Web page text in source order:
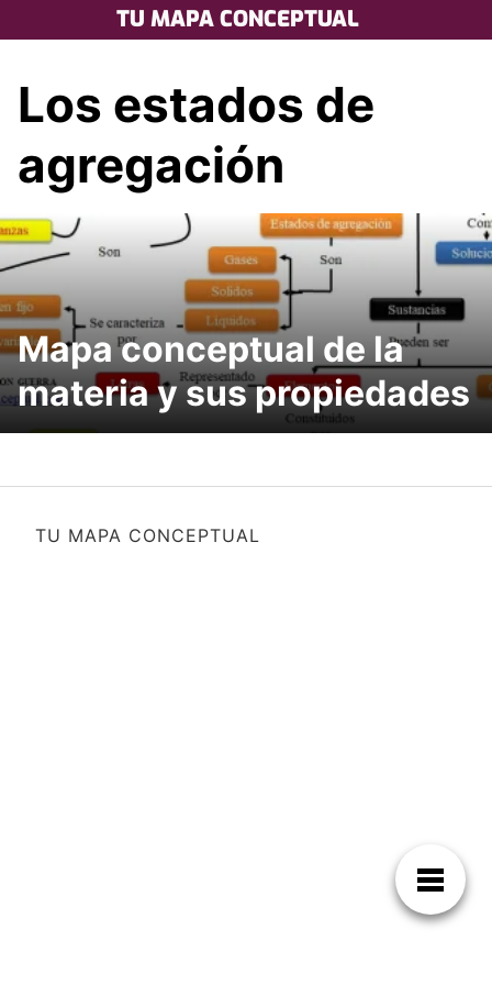
to
TU MAPA CONCEPTUAL
Los estados de
agregación
Mapa conceptual de la
materia y sus propiedades
TU MAPA CONCEPTUAL